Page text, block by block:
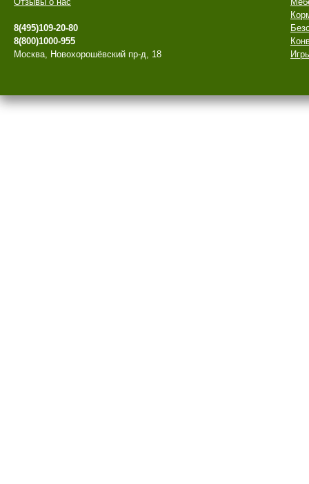
8(495)109-20-80
8(800)1000-955
Москва, Новохорошёвский пр-д, 18